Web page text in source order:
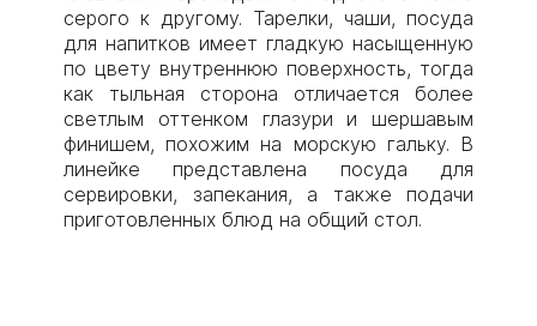
серого к другому. Тарелки, чаши, посуда
для напитков имеет гладкую насыщенную
по цвету внутреннюю поверхность, тогда
как тыльная сторона отличается более
светлым оттенком глазури и шершавым
финишем, похожим на морскую гальку. В
линейке представлена посуда для
сервировки, запекания, а также подачи
приготовленных блюд на общий стол.